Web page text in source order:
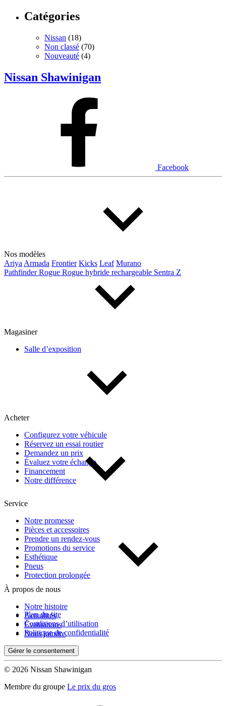
Catégories
Nissan (18)
Non classé (70)
Nouveauté (4)
Nissan Shawinigan
Facebook
Nos modèles
Ariya Armada Frontier Kicks Leaf Murano
PathfinderRogue Rogue hybride rechargeable Sentra Z
Magasiner
Salle d’exposition
Acheter
Configurez votre véhicule
Réservez un essai routier
Demandez un prix
Évaluez votre échange
Financement
Notre différence
Service
Notre promesse
Pièces et accessoires
Prendre un rendez-vous
Promotions du service
Esthétique
Pneus
Protection prolongée
À propos de nous
Notre histoire
Actualités
Évaluations
Nous joindre
Plan du site
Conditions d’utilisation
Politique de confidentialité
Gérer le consentement
© 2026 Nissan Shawinigan
Membre du groupe Le prix du gros